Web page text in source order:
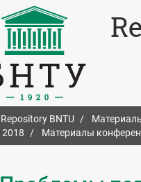
Repository BNTU
2018
Материалы